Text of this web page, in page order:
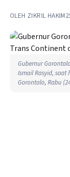
OLEH ZIKRIL HAKIM
Gubernur
Ismail Rasyid, saat
Gorontalo, Rabu